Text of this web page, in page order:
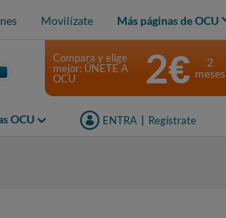
Movilízate Más páginas de OCU
OCU ENTRA Regístrate
Compara y elige
mejor: ÚNETE A
OCU
2€
2
meses